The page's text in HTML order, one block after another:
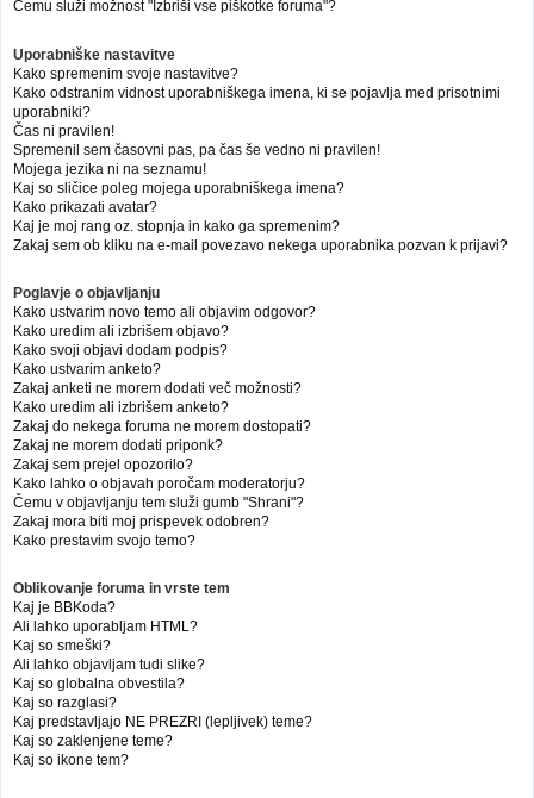
Čemu služi možnost "Izbriši vse piškotke foruma"?
Uporabniške nastavitve
Kako spremenim svoje nastavitve?
Kako odstranim vidnost uporabniškega imena, ki se pojavlja med prisotnimi
uporabniki?
Čas ni pravilen!
Spremenil sem časovni pas, pa čas še vedno ni pravilen!
Mojega jezika ni na seznamu!
Kaj so sličice poleg mojega uporabniškega imena?
Kako prikazati avatar?
Kaj je moj rang oz. stopnja in kako ga spremenim?
Zakaj sem ob kliku na e-mail povezavo nekega uporabnika pozvan k prijavi?
Poglavje o objavljanju
Kako ustvarim novo temo ali objavim odgovor?
Kako uredim ali izbrišem objavo?
Kako svoji objavi dodam podpis?
Kako ustvarim anketo?
Zakaj anketi ne morem dodati več možnosti?
Kako uredim ali izbrišem anketo?
Zakaj do nekega foruma ne morem dostopati?
Zakaj ne morem dodati priponk?
Zakaj sem prejel opozorilo?
Kako lahko o objavah poročam moderatorju?
Čemu v objavljanju tem služi gumb "Shrani"?
Zakaj mora biti moj prispevek odobren?
Kako prestavim svojo temo?
Oblikovanje foruma in vrste tem
Kaj je BBKoda?
Ali lahko uporabljam HTML?
Kaj so smeški?
Ali lahko objavljam tudi slike?
Kaj so globalna obvestila?
Kaj so razglasi?
Kaj predstavljajo NE PREZRI (lepljivek) teme?
Kaj so zaklenjene teme?
Kaj so ikone tem?